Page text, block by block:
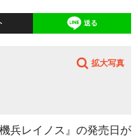
送る
拡大写真
兵レイノス』の発売日が